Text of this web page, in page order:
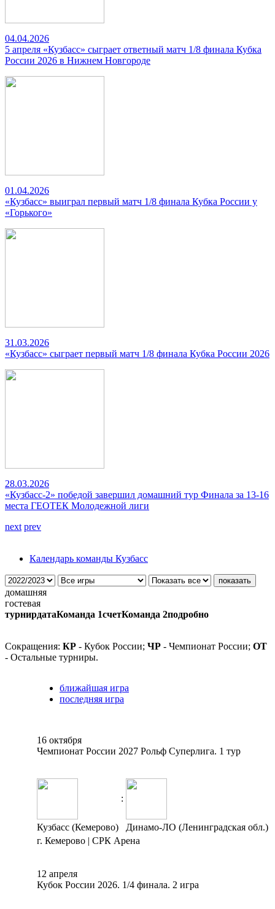
04.04.2026
5 апреля «Кузбасс» сыграет ответный матч 1/8 финала Кубка
России 2026 в Нижнем Новгороде
01.04.2026
«Кузбасс» выиграл первый матч 1/8 финала Кубка России у
«Горького»
31.03.2026
«Кузбасс» сыграет первый матч 1/8 финала Кубка России 2026
28.03.2026
«Кузбасс-2» победой завершил домашний тур Финала за 13-16
места ГЕОТЕК Молодежной лиги
next prev
Календарь команды Кузбасс
домашняя
гостевая
турнирдатаКоманда 1счетКоманда 2подробно
Сокращения: КР - Кубок России; ЧР - Чемпионат России; ОТ
- Остальные турниры.
ближайшая игра
последняя игра
16 октября
Чемпионат России 2027 Рольф Суперлига. 1 тур
:
Кузбасс (Кемерово)
Динамо-ЛО (Ленинградская обл.)
г. Кемерово | СРК Арена
12 апреля
Кубок России 2026. 1/4 финала. 2 игра